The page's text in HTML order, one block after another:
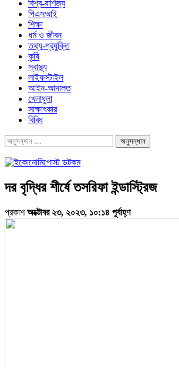
বিশ্ব-বাণিজ্য
পিএসআই
শিক্ষা
ধর্ম ও জীবন
তথ্য-প্রযুক্তি
কৃষি
স্বাস্থ্য
লাইফস্টাইল
আইন-আদালত
খেলাধুলা
সাক্ষাৎকার
বিবিধ
দর বৃদ্ধির শীর্ষে তসরিফা ইন্ডাস্ট্রিজ
প্রকাশঅক্টোবর ২৩, ২০২৩, ১০:১৪ পূর্বাহ্ণ